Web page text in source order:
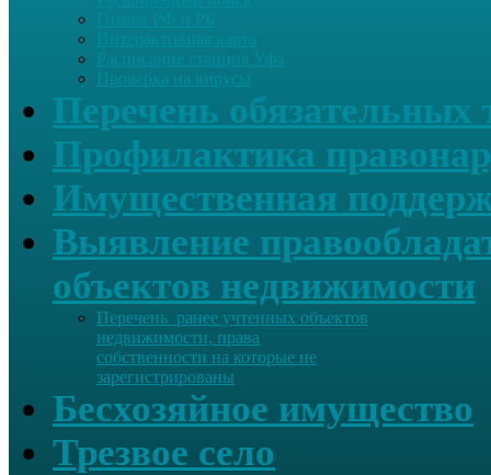
Интерактивная карта
Расписание станция Уфа
Проверка на вирусы
Перечень обязательных
Профилактика
Имущественная
Выявление
объектов недвижимости
Перечень ранее учтенных объектов
недвижимости, права
собственности на которые не
зарегистрированы
Бесхозяйное имущество
Трезвое село